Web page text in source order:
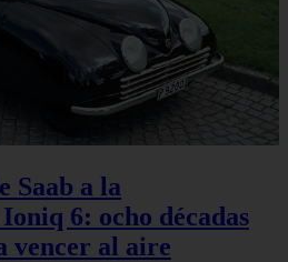
Saab a la
6: ocho décadas
vencer al aire